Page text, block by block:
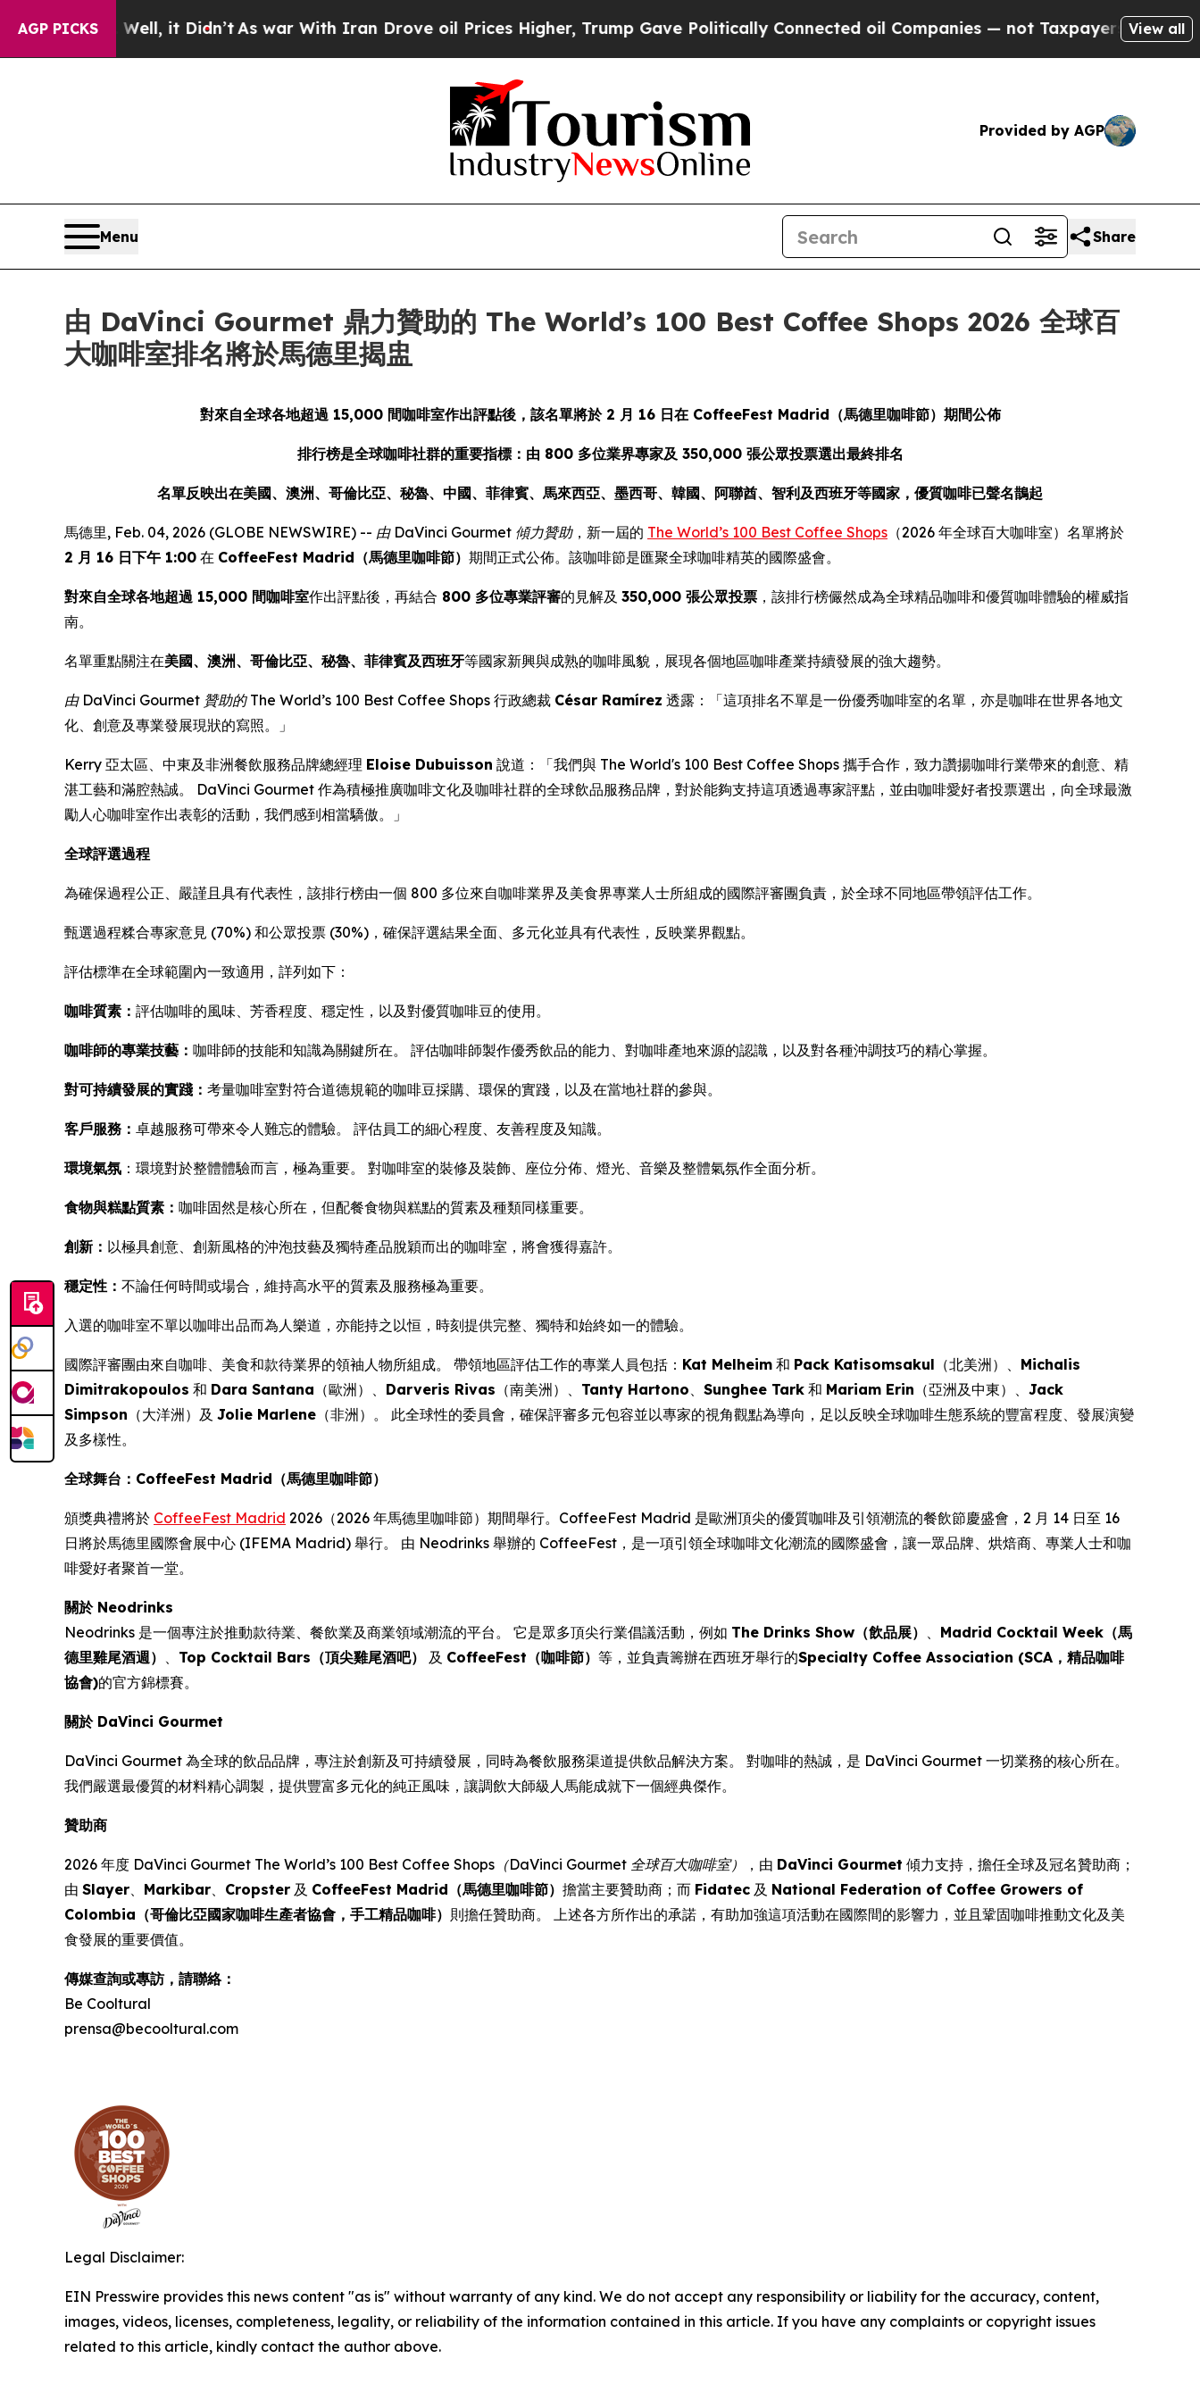
AGP PICKS
Well, it Didn’tAs war With Iran Drove oil Prices Higher, Trump Gave Politically Connected oil Companies — not Taxpayers — the Chance to
View all
Provided by AGP
Menu Share
由 DaVinci Gourmet 鼎力贊助的 The World’s 100 Best Coffee Shops 2026 全球百
大咖啡室排名將於馬德里揭盅
對來自全球各地超過 15,000 間咖啡室作出評點後，該名單將於 2 月 16 日在 CoffeeFest Madrid（馬德里咖啡節）期間公佈
排行榜是全球咖啡社群的重要指標：由 800 多位業界專家及 350,000 張公眾投票選出最終排名
名單反映出在美國、澳洲、哥倫比亞、秘魯、中國、菲律賓、馬來西亞、墨西哥、韓國、阿聯酋、智利及西班牙等國家，優質咖啡已聲名鵲起
馬德里, Feb. 04, 2026 (GLOBE NEWSWIRE) -- 由 DaVinci Gourmet 傾力贊助，新一屆的 The World’s 100 Best Coffee Shops （2026 年全球百大咖啡室）名單將於
2 月 16 日下午 1:00 在 CoffeeFest Madrid（馬德里咖啡節） 期間正式公佈。該咖啡節是匯聚全球咖啡精英的國際盛會。
對來自全球各地超過 15,000 間咖啡室作出評點後，再結合 800 多位專業評審的見解及 350,000 張公眾投票 ，該排行榜儼然成為全球精品咖啡和優質咖啡體驗的權威指
南。
名單重點關注在美國、澳洲、哥倫比亞、秘魯、菲律賓及西班牙等國家新興與成熟的咖啡風貌，展現各個地區咖啡產業持續發展的強大趨勢。
由 DaVinci Gourmet 贊助的 The World’s 100 Best Coffee Shops 行政總裁 César Ramírez 透露：「這項排名不單是一份優秀咖啡室的名單，亦是咖啡在世界各地文
化、創意及專業發展現狀的寫照。」
Kerry 亞太區、中東及非洲餐飲服務品牌總經理 Eloise Dubuisson 說道：「我們與 The World's 100 Best Coffee Shops 攜手合作，致力讚揚咖啡行業帶來的創意、精
湛工藝和滿腔熱誠。 DaVinci Gourmet 作為積極推廣咖啡文化及咖啡社群的全球飲品服務品牌，對於能夠支持這項透過專家評點，並由咖啡愛好者投票選出，向全球最激
勵人心咖啡室作出表彰的活動，我們感到相當驕傲。」
全球評選過程
為確保過程公正、嚴謹且具有代表性，該排行榜由一個 800 多位來自咖啡業界及美食界專業人士所組成的國際評審團負責，於全球不同地區帶領評估工作。
甄選過程糅合專家意見 (70%) 和公眾投票 (30%)，確保評選結果全面、多元化並具有代表性，反映業界觀點。
評估標準在全球範圍內一致適用，詳列如下：
咖啡質素： 評估咖啡的風味、芳香程度、穩定性，以及對優質咖啡豆的使用。
咖啡師的專業技藝： 咖啡師的技能和知識為關鍵所在。 評估咖啡師製作優秀飲品的能力、對咖啡產地來源的認識，以及對各種沖調技巧的精心掌握。
對可持續發展的實踐： 考量咖啡室對符合道德規範的咖啡豆採購、環保的實踐，以及在當地社群的參與。
客戶服務： 卓越服務可帶來令人難忘的體驗。 評估員工的細心程度、友善程度及知識。
環境氣氛 ：環境對於整體體驗而言，極為重要。 對咖啡室的裝修及裝飾、座位分佈、燈光、音樂及整體氣氛作全面分析。
食物與糕點質素： 咖啡固然是核心所在，但配餐食物與糕點的質素及種類同樣重要。
創新： 以極具創意、創新風格的沖泡技藝及獨特產品脫穎而出的咖啡室，將會獲得嘉許。
穩定性： 不論任何時間或場合，維持高水平的質素及服務極為重要。
入選的咖啡室不單以咖啡出品而為人樂道，亦能持之以恒，時刻提供完整、獨特和始終如一的體驗。
國際評審團由來自咖啡、美食和款待業界的領袖人物所組成。 帶領地區評估工作的專業人員包括： Kat Melheim 和 Pack Katisomsakul （北美洲）、 Michalis
Dimitrakopoulos 和 Dara Santana （歐洲）、 Darveris Rivas （南美洲）、 Tanty Hartono、 Sunghee Tark 和 Mariam Erin （亞洲及中東）、 Jack
Simpson （大洋洲）及 Jolie Marlene （非洲）。 此全球性的委員會，確保評審多元包容並以專家的視角觀點為導向，足以反映全球咖啡生態系統的豐富程度、發展演變
及多樣性。
全球舞台：CoffeeFest Madrid（馬德里咖啡節）
頒獎典禮將於 CoffeeFest Madrid 2026（2026 年馬德里咖啡節）期間舉行。CoffeeFest Madrid 是歐洲頂尖的優質咖啡及引領潮流的餐飲節慶盛會，2 月 14 日至 16
日將於馬德里國際會展中心 (IFEMA Madrid) 舉行。 由 Neodrinks 舉辦的 CoffeeFest，是一項引領全球咖啡文化潮流的國際盛會，讓一眾品牌、烘焙商、專業人士和咖
啡愛好者聚首一堂。
關於 Neodrinks
Neodrinks 是一個專注於推動款待業、餐飲業及商業領域潮流的平台。 它是眾多頂尖行業倡議活動，例如 The Drinks Show（飲品展） 、 Madrid Cocktail Week（馬
德里雞尾酒週） 、 Top Cocktail Bars（頂尖雞尾酒吧） 及 CoffeeFest（咖啡節） 等，並負責籌辦在西班牙舉行的Specialty Coffee Association (SCA，精品咖啡
協會)的官方錦標賽。
關於 DaVinci Gourmet
DaVinci Gourmet 為全球的飲品品牌，專注於創新及可持續發展，同時為餐飲服務渠道提供飲品解決方案。 對咖啡的熱誠，是 DaVinci Gourmet 一切業務的核心所在。
我們嚴選最優質的材料精心調製，提供豐富多元化的純正風味，讓調飲大師級人馬能成就下一個經典傑作。
贊助商
2026 年度 DaVinci Gourmet The World’s 100 Best Coffee Shops（DaVinci Gourmet 全球百大咖啡室） ，由 DaVinci Gourmet 傾力支持，擔任全球及冠名贊助商；
由 Slayer、 Markibar、 Cropster 及 CoffeeFest Madrid（馬德里咖啡節） 擔當主要贊助商；而 Fidatec 及 National Federation of Coffee Growers of
Colombia（哥倫比亞國家咖啡生產者協會，手工精品咖啡） 則擔任贊助商。 上述各方所作出的承諾，有助加強這項活動在國際間的影響力，並且鞏固咖啡推動文化及美
食發展的重要價值。
傳媒查詢或專訪，請聯絡：
Be Cooltural
prensa@becooltural.com
Legal Disclaimer:
EIN Presswire provides this news content "as is" without warranty of any kind. We do not accept any responsibility or liability for the accuracy, content,
images, videos, licenses, completeness, legality, or reliability of the information contained in this article. If you have any complaints or copyright issues
related to this article, kindly contact the author above.